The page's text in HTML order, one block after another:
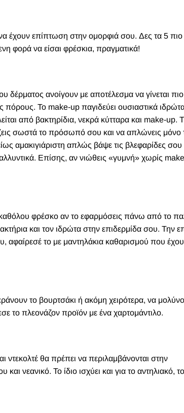
έχουν επίπτωση στην ομορφιά σου. Δες τα 5 πιο
φορά να είσαι φρέσκια, πραγματικά!
δέρματος ανοίγουν με αποτέλεσμα να γίνεται πιο
πόρους. Το make-up παγιδεύει ουσιαστικά
από βακτηρίδια, νεκρά κύτταρα και make-up.
σωστά το πρόσωπό σου και να απλώνεις μόνο
αμακιγιάριστη απλώς βάψε τις βλεφαρίδες σου
Επίσης, αν νιώθεις «γυμνή» χωρίς
φρέσκο ​​αν το εφαρμόσεις πάνω από το
και τον ιδρώτα στην επιδερμίδα σου. Την
αφαίρεσέ το με μαντηλάκια καθαρισμού που
το βουρτσάκι ή ακόμη χειρότερα, να
το πλεονάζον προϊόν με ένα χαρτομάντιλο.
ντεκολτέ θα πρέπει να περιλαμβάνονται στην
νεανικό. Το ίδιο ισχύει και για το αντηλιακό,